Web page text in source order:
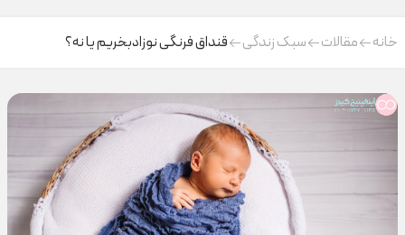
خانه مقالات سبک زندگی قنداق فرنگی نوزادبخریم یا نه؟